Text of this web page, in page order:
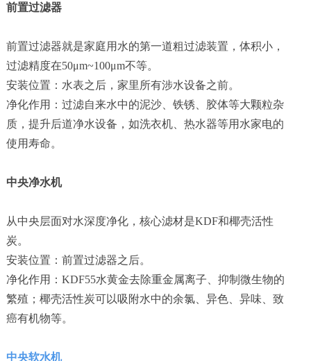
前置过滤器
前置过滤器就是家庭用水的第一道粗过滤装置，体积小，
过滤精度在50μm~100μm不等。
安装位置：水表之后，家里所有涉水设备之前。
净化作用：过滤自来水中的泥沙、铁锈、胶体等大颗粒杂
质，提升后道净水设备，如洗衣机、热水器等用水家电的
使用寿命。
中央净水机
从中央层面对水深度净化，核心滤材是KDF和椰壳活性
炭。
安装位置：前置过滤器之后。
净化作用：KDF55水黄金去除重金属离子、抑制微生物的
繁殖；椰壳活性炭可以吸附水中的余氯、异色、异味、致
癌有机物等。
中央软水机